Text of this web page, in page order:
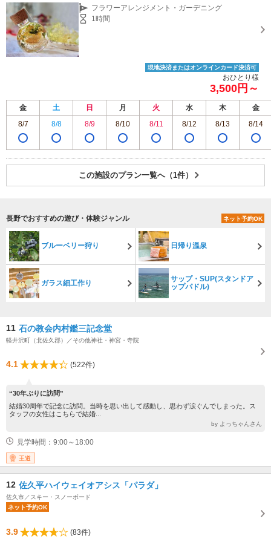
フラワーアレンジメント・ガーデニング
1時間
現地決済またはオンラインカード決済可
おひとり様
3,500円～
金 土 日 月 火 水 木
金
8/7
8/8 8/9 8/10 8/11 8/12 8/13 8/14
この施設のプラン一覧へ（1件）
長野でおすすめの遊び・体験ジャンル ネット予約OK
ブルーベリー狩り 日帰り温泉
ガラス細工作り
サップ・SUP(スタンドア
ップパドル)
11 石の教会内村鑑三記念堂
軽井沢町（北佐久郡）／その他神社・神宮・寺院
4.1 (522件)
“30年ぶりに訪問”
結婚30周年で記念に訪問。当時を思い出して感動し、思わず涙ぐんでしまった。ス
タッフの女性はこちらで結婚...
by よっちゃんさん
見学時間：9:00～18:00
王道
12 佐久平ハイウェイオアシス「パラダ」
佐久市／スキー・スノーボード
ネット予約OK
3.9
(83件)